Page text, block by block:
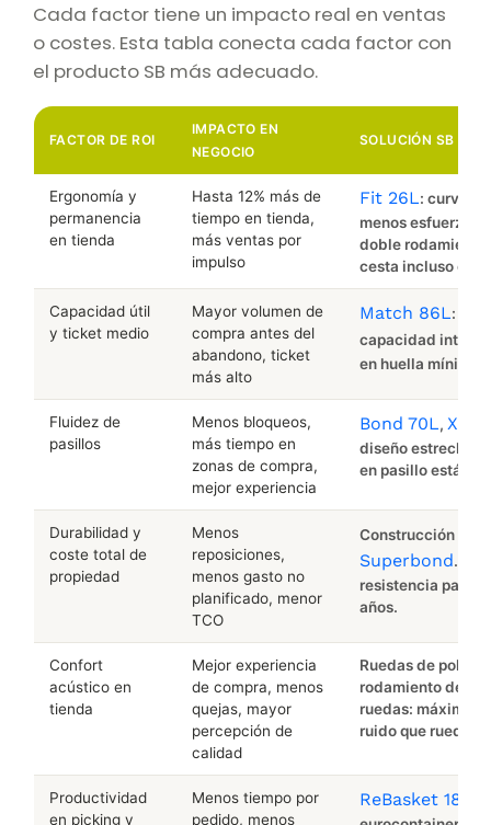
Cada factor tiene un impacto real en ventas
o costes. Esta tabla conecta cada factor con
el producto SB más adecuado.
FACTOR DE ROI
IMPACTO EN
NEGOCIO
SOLUCIÓN SB
Ergonomía y
permanencia
en tienda
Hasta 12% más de
tiempo en tienda,
más ventas por
impulso
Fit 26L:
menos esfuerzo.
doble rodamiento
cesta incluso
Capacidad útil
y ticket medio
Mayor volumen de
compra antes del
abandono, ticket
más alto
Match 86L:
capacidad
en huella mínima.
Fluidez de
pasillos
Menos bloqueos,
más tiempo en
zonas de compra,
mejor experiencia
Bond 70L, XXL
diseño estrecho,
en pasillo
Durabilidad y
coste total de
propiedad
Menos
reposiciones,
menos gasto no
planificado, menor
TCO
Construcción
Superbond.
resistencia para
años.
Confort
acústico en
tienda
Mejor experiencia
de compra, menos
quejas, mayor
percepción de
calidad
Ruedas de
rodamiento de
ruedas: máximo
ruido que ruedas
Productividad
en picking y
Menos tiempo por
pedido, menos
ReBasket 18L